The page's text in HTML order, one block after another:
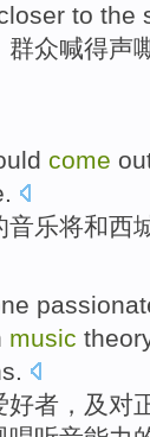
to the
群众喊得声
come
.
音乐将和西
music
好者，及 对